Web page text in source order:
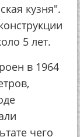
кузня".
5 лет.
в 1964
чего